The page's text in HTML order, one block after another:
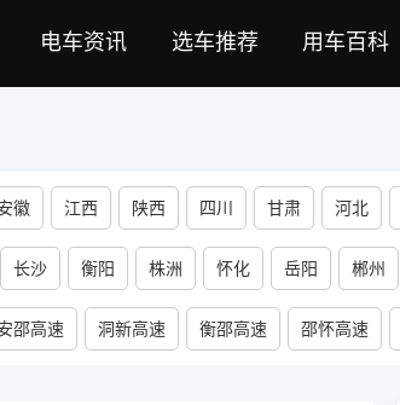
电车资讯 选车推荐 用车百科
徽 江西 陕西 四川 甘肃 河北
宁夏 福建 黑龙江 海南 新疆 西藏
长沙 衡阳 株洲 怀化 岳阳 郴州
邵高速 洞新高速 衡邵高速 邵怀高速